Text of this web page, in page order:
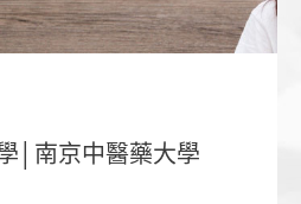
│南京中醫藥大學